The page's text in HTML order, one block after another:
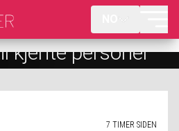
på
7 TIMER SIDEN